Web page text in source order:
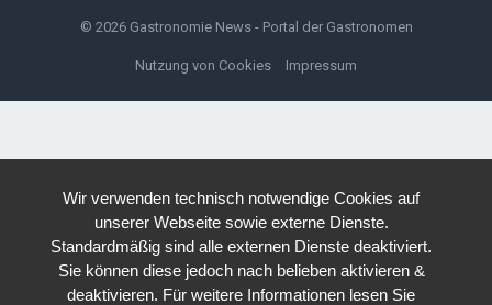
© 2026 Gastronomie News - Portal der Gastronomen
Nutzung von Cookies Impressum
Wir verwenden technisch notwendige Cookies auf
unserer Webseite sowie externe Dienste.
Standardmäßig sind alle externen Dienste deaktiviert.
Sie können diese jedoch nach belieben aktivieren &
deaktivieren. Für weitere Informationen lesen Sie